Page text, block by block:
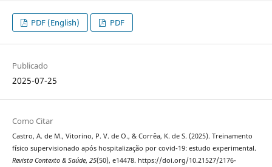
PDF (English) PDF
Publicado
2025-07-25
Como Citar
Castro, A. de M., Vitorino, P. V. de O., & Corrêa, K. de S. (2025). Treinamento
físico supervisionado após hospitalização por covid-19: estudo experimental.
Revista Contexto & Saúde, 25(50), e14478. https://doi.org/10.21527/2176-